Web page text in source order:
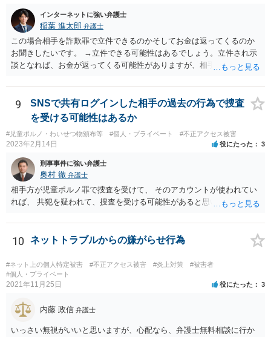
インターネットに強い弁護士
稲葉 進太郎 弁護士
この場合相手を詐欺罪で立件できるのかそしてお金は返ってくるのか
お聞きしたいです。 →立件できる可能性はあるでしょう。立件され示
談となれば、お金が返ってくる可能性がありますが、相手方がお金を
あり得るでしょう。
9
SNSで共有ログインした相手の過去の行為で捜査
を受ける可能性はあるか
#児童ポルノ・わいせつ物頒布等 #個人・プライベート #不正アクセス被害
2023年2月14日 役にたった 3
刑事事件に強い弁護士
奥村 徹 弁護士
相手方が児童ポルノ罪で捜査を受けて、 そのアカウントが使われてい
れば、 共犯を疑われて、捜査を受ける可能性があると思います。
10 ネットトラブルからの嫌がらせ行為
#ネット上の個人特定被害 #不正アクセス被害 #炎上対策
#被害者
#個人・プライベート
2021年11月25日 役にたった 3
内藤 政信 弁護士
いっさい無視がいいと思いますが、心配なら、弁護士無料相談に行か